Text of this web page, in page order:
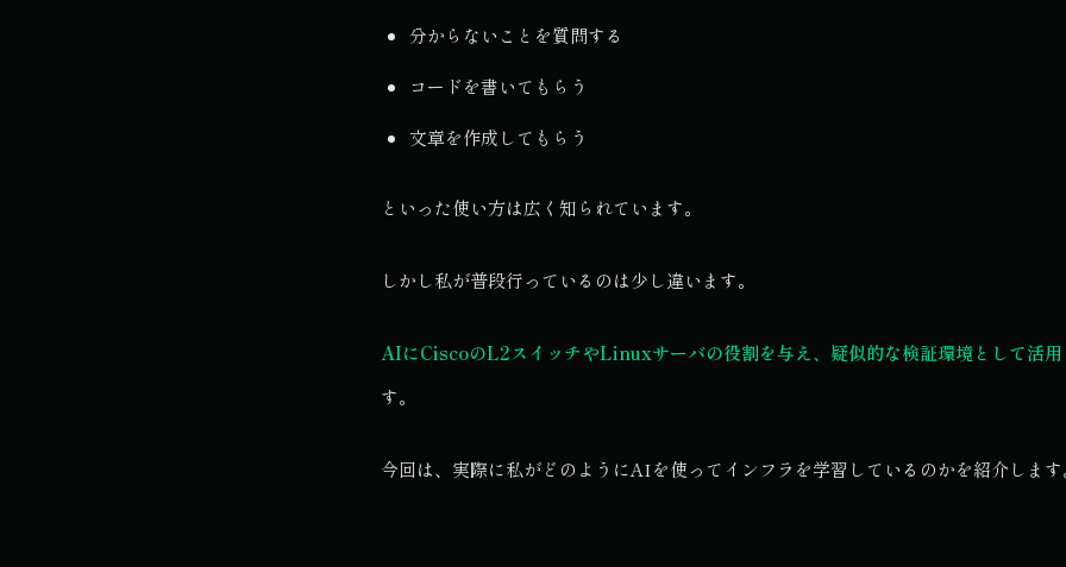
分からないことを質問する
コードを書いてもらう
文章を作成してもらう
といった使い方は広く知られています。
しかし私が普段行っているのは少し違います。
AIにCiscoのL2スイッチやLinuxサーバの役割を与え、疑似的な検証環境として活用
す。
今回は、実際に私がどのようにAIを使ってインフラを学習しているのかを紹介します